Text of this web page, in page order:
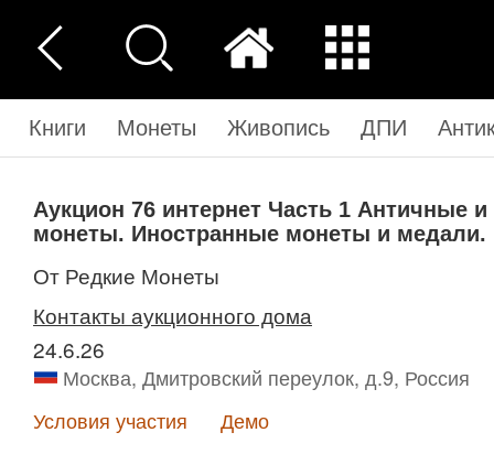
Книги Монеты Живопись ДПИ
Аукцион 76 интернет Часть 1 Античные и
монеты. Иностранные монеты и медали.
от Редкие Монеты
Контакты аукционного дома
24.6.26
Москва, Дмитровский переулок, д.9, Россия
Условия участия
Демо